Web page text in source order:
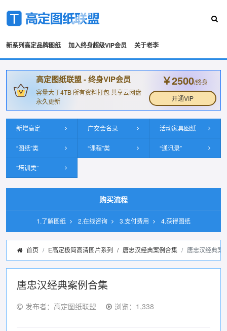
新系列高定品牌图纸 加入终身超级VIP会员 关于老李
高定图纸联盟 - 终身VIP会员
容量大于4TB 所有资料打包 共享云网盘
永久更新
￥2500/终身
开通VIP
新增高定 广交会名录 活动家具图纸
“图纸”类 “课程”类 “通讯录”
“培训类”
购买流程
1.了解图纸 2.在线咨询 3.支付费用 4.获得图纸
首页 E高定极简高清图片系列 / 唐忠汉经典案例合集 唐忠汉经典案
唐忠汉经典案例合集
发布者：高定图纸联盟 浏览：1,338